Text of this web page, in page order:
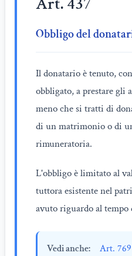
Obbligo del
Il donatario è tenuto,
obbligato, a prestare gli
meno che si tratti di
di un matrimonio o di
rimuneratoria.
L'obbligo è limitato al
tuttora esistente nel
avuto riguardo al tempo
Vedi anche: Art. 769